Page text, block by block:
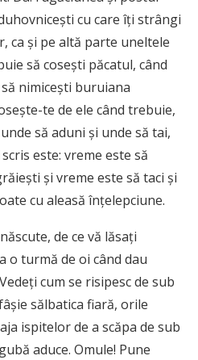
cu care îţi strângi
ca şi pe altă parte uneltele
să coseşti păcatul, când
nimiceşti buruiana
te de ele când trebuie,
să aduni şi unde să tai,
este: vreme este să
şi vreme este să taci şi
cu aleasă înţelepciune.
de ce vă lăsaţi
o turmă de oi când dau
cum se risipesc de sub
sălbatica fiară, orile
ispitelor de a scăpa de sub
aduce. Omule! Pune